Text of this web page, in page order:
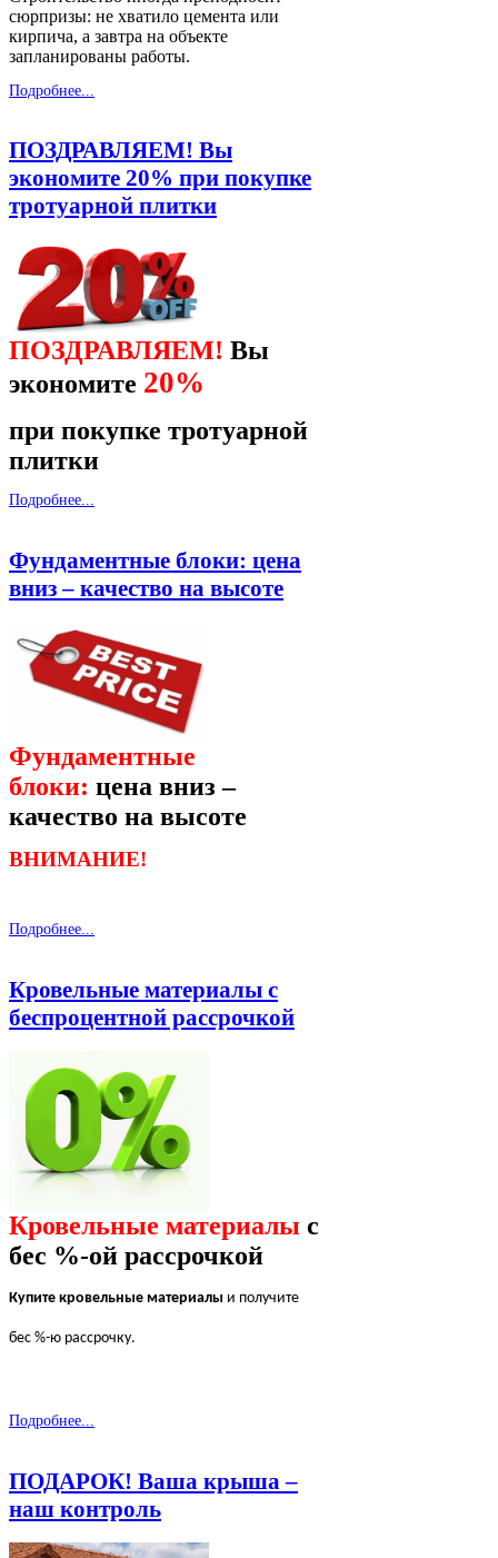
сюрпризы: не хватило цемента или
кирпича, а завтра на объекте
запланированы работы.
Подробнее...
ПОЗДРАВЛЯЕМ! Вы
экономите 20% при покупке
тротуарной плитки
ПОЗДРАВЛЯЕМ! Вы
экономите 20%
при покупке тротуарной
плитки
Подробнее...
Фундаментные блоки: цена
вниз – качество на высоте
Фундаментные
блоки: цена вниз –
качество на высоте
ВНИМАНИЕ!
Подробнее...
Кровельные материалы с
беспроцентной рассрочкой
Кровельные материалы с
бес %-ой рассрочкой
Купите кровельные материалы и получите
бес %-ю рассрочку.
Подробнее...
ПОДАРОК! Ваша крыша –
наш контроль